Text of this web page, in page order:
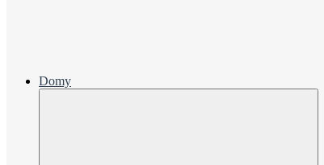
Domy